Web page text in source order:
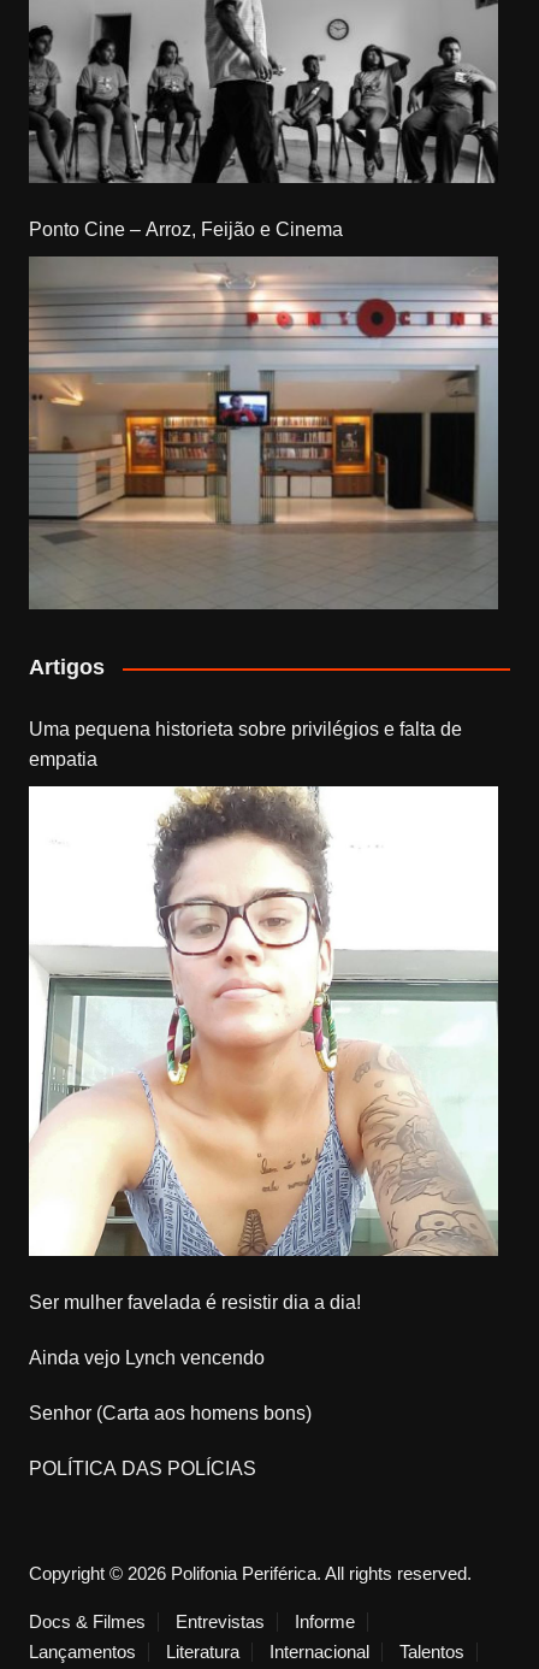
Ponto Cine – Arroz, Feijão e Cinema
Artigos
Uma pequena historieta sobre privilégios e falta de
empatia
Ser mulher favelada é resistir dia a dia!
Ainda vejo Lynch vencendo
Senhor (Carta aos homens bons)
POLÍTICA DAS POLÍCIAS
Copyright © 2026 Polifonia Periférica. All rights reserved.
Docs & Filmes Entrevistas
Informe
Lançamentos
Literatura Internacional Talentos